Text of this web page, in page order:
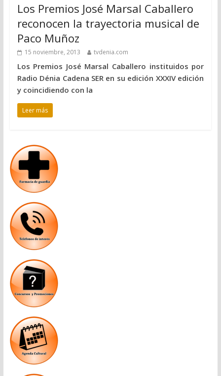
Los Premios José Marsal Caballero
reconocen la trayectoria musical de
Paco Muñoz
15 noviembre, 2013 tvdenia.com
Los Premios José Marsal Caballero instituidos por
Radio Dénia Cadena SER en su edición XXXIV edición
y coincidiendo con la
Leer más